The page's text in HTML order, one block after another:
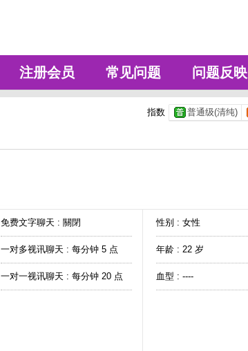
注册会员 常见问题 问题反映
指数 普通级(清纯)
免费文字聊天 : 關閉
一对多视讯聊天 : 每分钟 5 点
一对一视讯聊天 : 每分钟 20 点
性别 : 女性
年龄 : 22 岁
血型 : ----